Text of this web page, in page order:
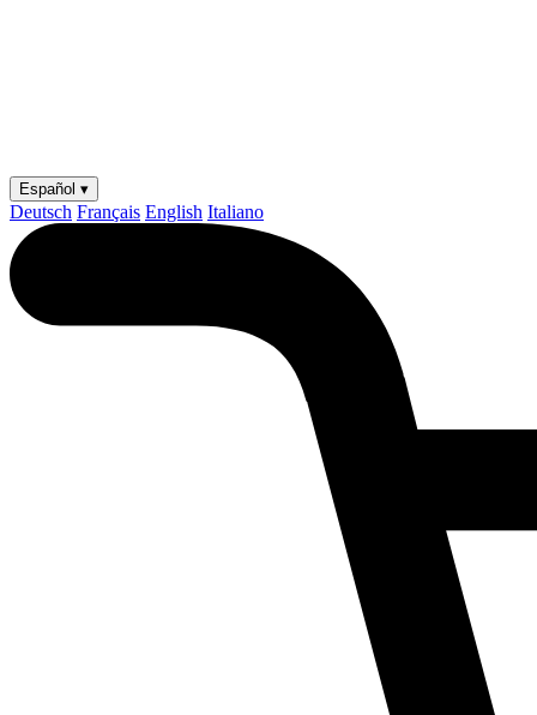
Español ▾
Deutsch Français English Italiano